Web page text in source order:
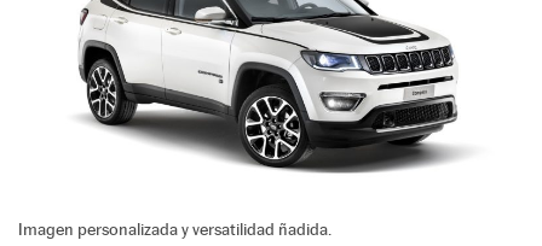
Imagen personalizada y versatilidad ñadida.